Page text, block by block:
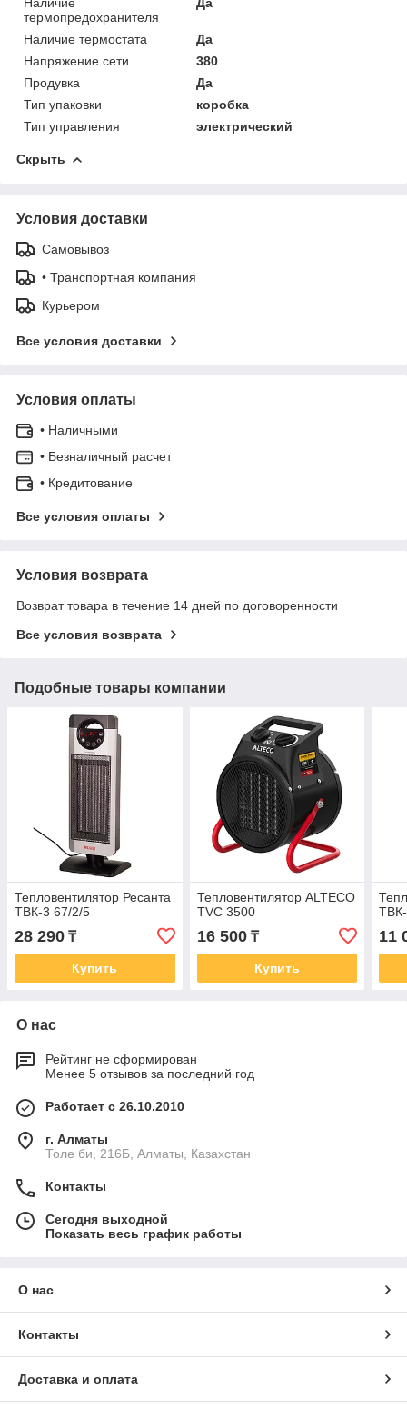
термопредохранителя
Наличие термостата
Да
Напряжение сети
380
Продувка
Да
Тип упаковки
коробка
Тип управления
электрический
Скрыть
Условия доставки
Самовывоз
• Транспортная компания
Курьером
Все условия доставки
Условия оплаты
• Наличными
• Безналичный расчет
• Кредитование
Все условия оплаты
Условия возврата
Возврат товара в течение 14 дней по договоренности
Все условия возврата
Подобные товары компании
Тепловентилятор Ресанта
ТВК-3 67/2/5
28 290 ₸
Купить
Тепловентилятор ALTECO
TVС 3500
16 500₸
Купить
11
О нас
Рейтинг не сформирован
Менее 5 отзывов за последний год
Работает с 26.10.2010
г. Алматы
Толе би, 216Б, Алматы, Казахстан
Контакты
Сегодня выходной
Показать весь график работы
О нас
Контакты
Доставка и оплата